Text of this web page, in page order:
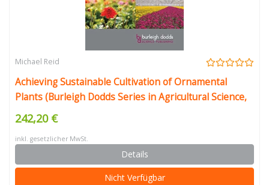
Michael Reid
Achieving Sustainable Cultivation of Ornamental
Plants (Burleigh Dodds Series in Agricultural Science,
Band 82)
242,20 €
inkl. gesetzlicher MwSt.
Details
Nicht Verfügbar